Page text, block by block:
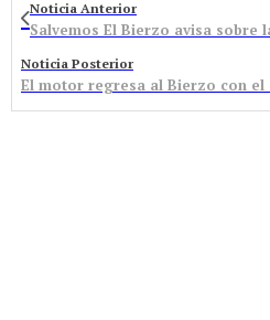
Noticia Anterior
Noticia Posterior